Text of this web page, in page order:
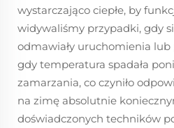
wystarczająco ciepłe, by
widywaliśmy przypadki, gdy
odmawiały uruchomienia lub
gdy temperatura spadała
zamarzania, co czyniło
na zimę absolutnie
doświadczonych techników